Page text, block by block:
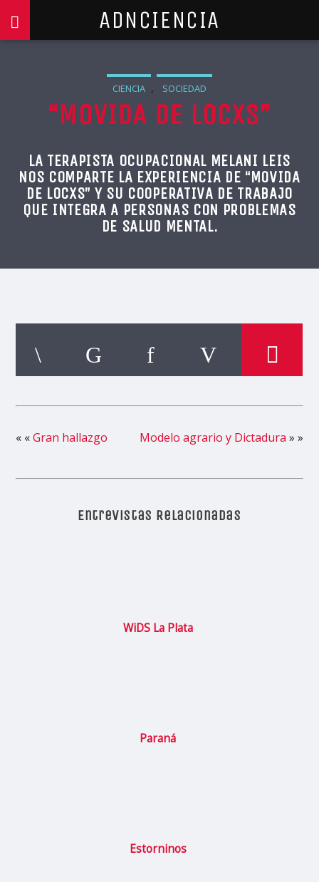
ADNCIENCIA
CIENCIA , SOCIEDAD
“MOVIDA DE LOCXS”
LA TERAPISTA OCUPACIONAL MELANI LEIS
NOS COMPARTE LA EXPERIENCIA DE “MOVIDA
DE LOCXS” Y SU COOPERATIVA DE TRABAJO
QUE INTEGRA A PERSONAS CON PROBLEMAS
DE SALUD MENTAL.
« «Gran hallazgo Modelo agrario y Dictadura » »
Entrevistas Relacionadas
WiDS La Plata
Paraná
Estorninos